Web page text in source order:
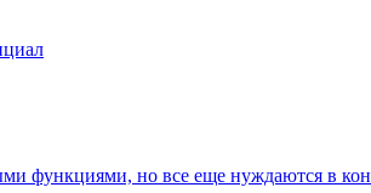
функциями, но все еще нуждаются в